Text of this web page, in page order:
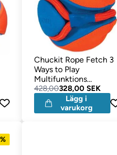
Chuckit Rope Fetch 3
Ways to Play
Multifunktions
Hundboll
428,00328,00 SEK
Lägg i
varukorg